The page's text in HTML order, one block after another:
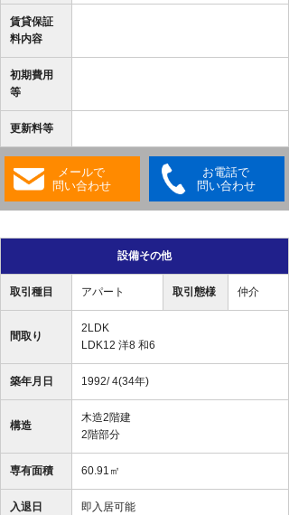
賃貸保証
料内容
初期費用
等
更新料等
メールで
問い合わせ
お電話で
問い合わせ
設備その他
取引種目 アパート 取引態様 仲介
間取り
2LDK
LDK12 洋8 和6
築年月日 1992/ 4(34年)
構造
木造2階建
2階部分
専有面積 60.91㎡
入退日 即入居可能